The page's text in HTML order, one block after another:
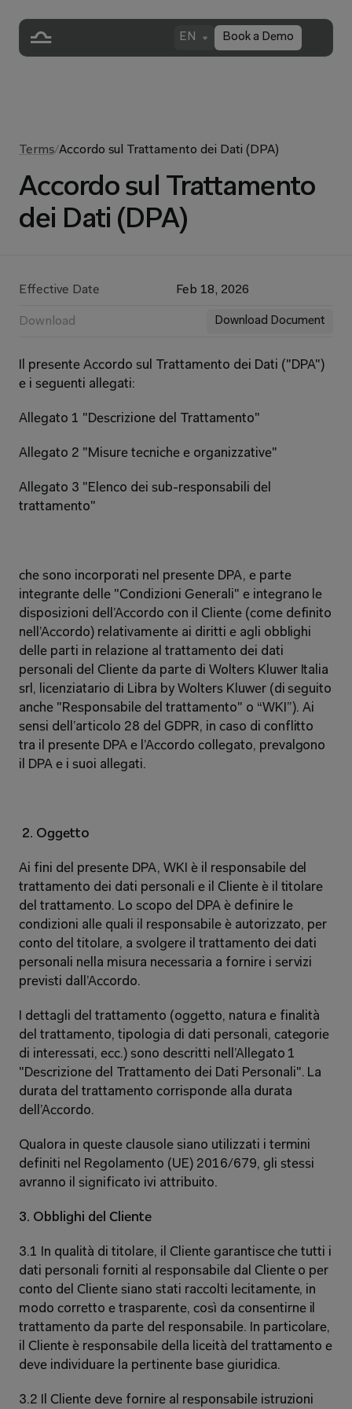
Book a Demo
EN
Terms/Accordo sul Trattamento dei Dati (DPA)
Accordo sul Trattamento
dei Dati (DPA)
Effective Date Feb 18, 2026
Download Download Document
Il presente Accordo sul Trattamento dei Dati ("DPA")
e i seguenti allegati:
Allegato 1 "Descrizione del Trattamento"
Allegato 2 "Misure tecniche e organizzative"
Allegato 3 "Elenco dei sub-responsabili del
trattamento"
che sono incorporati nel presente DPA, e parte
integrante delle "Condizioni Generali" e integrano le
disposizioni dell’Accordo con il Cliente (come definito
nell’Accordo) relativamente ai diritti e agli obblighi
delle parti in relazione al trattamento dei dati
personali del Cliente da parte di Wolters Kluwer Italia
srl, licenziatario di Libra by Wolters Kluwer (di seguito
anche "Responsabile del trattamento" o “WKI”). Ai
sensi dell’articolo 28 del GDPR, in caso di conflitto
tra il presente DPA e l’Accordo collegato, prevalgono
il DPA e i suoi allegati.
2. Oggetto
Ai fini del presente DPA, WKI è il responsabile del
trattamento dei dati personali e il Cliente è il titolare
del trattamento. Lo scopo del DPA è definire le
condizioni alle quali il responsabile è autorizzato, per
conto del titolare, a svolgere il trattamento dei dati
personali nella misura necessaria a fornire i servizi
previsti dall’Accordo.
I dettagli del trattamento (oggetto, natura e finalità
del trattamento, tipologia di dati personali, categorie
di interessati, ecc.) sono descritti nell’Allegato 1
"Descrizione del Trattamento dei Dati Personali". La
durata del trattamento corrisponde alla durata
dell’Accordo.
Qualora in queste clausole siano utilizzati i termini
definiti nel Regolamento (UE) 2016/679, gli stessi
avranno il significato ivi attribuito.
3. Obblighi del Cliente
3.1 In qualità di titolare, il Cliente garantisce che tutti i
dati personali forniti al responsabile dal Cliente o per
conto del Cliente siano stati raccolti lecitamente, in
modo corretto e trasparente, così da consentirne il
trattamento da parte del responsabile. In particolare,
il Cliente è responsabile della liceità del trattamento e
deve individuare la pertinente base giuridica.
3.2 Il Cliente deve fornire al responsabile istruzioni